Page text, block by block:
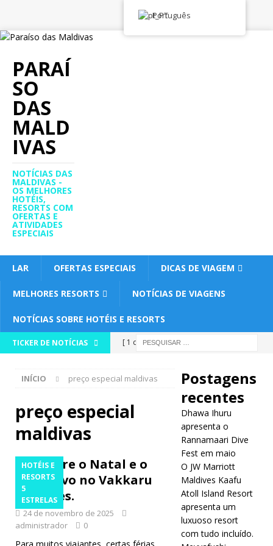
PARAÍ
SO
DAS
MALD
IVAS
NOTÍCIAS DAS
MALDIVAS -
OS MELHORES
HOTÉIS,
RESORTS COM
OFERTAS E
ATIVIDADES
ESPECIAIS
LAR OFERTAS ESPECIAIS DICAS DE VIAGEM
MELHORES RESORTS NOTÍCIAS DE VIAGENS
NOTÍCIAS SOBRE HOTÉIS E RESORTS
TICKER DE NOTÍCIAS
[ 1 de maio
Dhawa Ihuru
apresenta o
maio
HOTÉIS E
RESORTS 5
INÍCIO preço especial maldivas
preço especial
maldivas
HOTÉIS E
RESORTS
5
ESTRELAS
Celebre o Natal e o
Ano Novo no Vakkaru
Maldives.
24 de novembro de 2025
administrador
0
Postagens
recentes
Dhawa Ihuru
apresenta o
Rannamaari Dive
Fest em maio
O JW Marriott
Maldives Kaafu
Atoll Island Resort
apresenta um
luxuoso resort
com tudo incluído.
Português